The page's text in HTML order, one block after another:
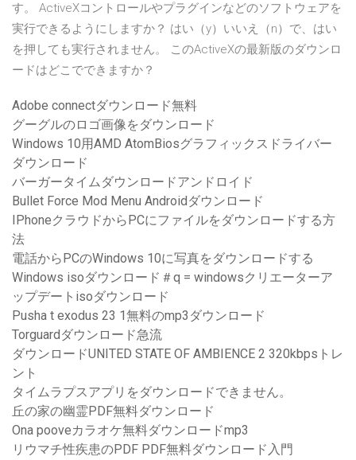
す。 ActiveXコントロールやプラグインなどのソフトウェアを
実行できるようにしますか？ はい（y）いいえ（n）で、はい
を押しても実行されません。 このActiveXの最新版のダウンロ
ードはどこでできますか？
Adobe connectダウンロード無料
グーグルのロゴ画像をダウンロード
Windows 10用AMD AtomBiosグラフィックスドライバー
ダウンロード
バーガータイムダウンロードアンドロイド
Bullet Force Mod Menu Androidダウンロード
IPhoneクラウドからPCにファイルをダウンロードする方
法
電話からPCのWindows 10に写真をダウンロードする
Windows isoダウンロード＃q = windowsクリエーターア
ップデートisoダウンロード
Pusha t exodus 23 1無料のmp3ダウンロード
Torguardダウンロード急流
ダウンロードUNITED STATE OF AMBIENCE 2 320kbpsトレ
ント
タイムラプスアプリをダウンロードできません。
丘の家の幽霊PDF無料ダウンロード
Ona pooveカラオケ無料ダウンロードmp3
リウマチ性疾患のPDF PDF無料ダウンロード入門